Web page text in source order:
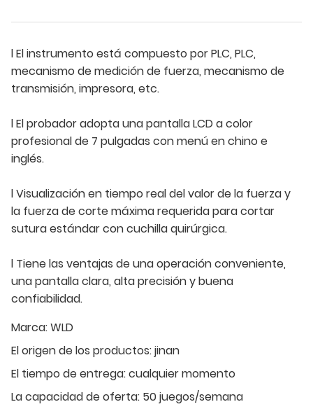
l El instrumento está compuesto por PLC, PLC,
mecanismo de medición de fuerza, mecanismo de
transmisión, impresora, etc.
l El probador adopta una pantalla LCD a color
profesional de 7 pulgadas con menú en chino e
inglés.
l Visualización en tiempo real del valor de la fuerza y ​​
la fuerza de corte máxima requerida para cortar
sutura estándar con cuchilla quirúrgica.
l Tiene las ventajas de una operación conveniente,
una pantalla clara, alta precisión y buena
confiabilidad.
Marca:WLD
El origen de los productos:jinan
El tiempo de entrega:cualquier momento
La capacidad de oferta: 50 juegos/semana